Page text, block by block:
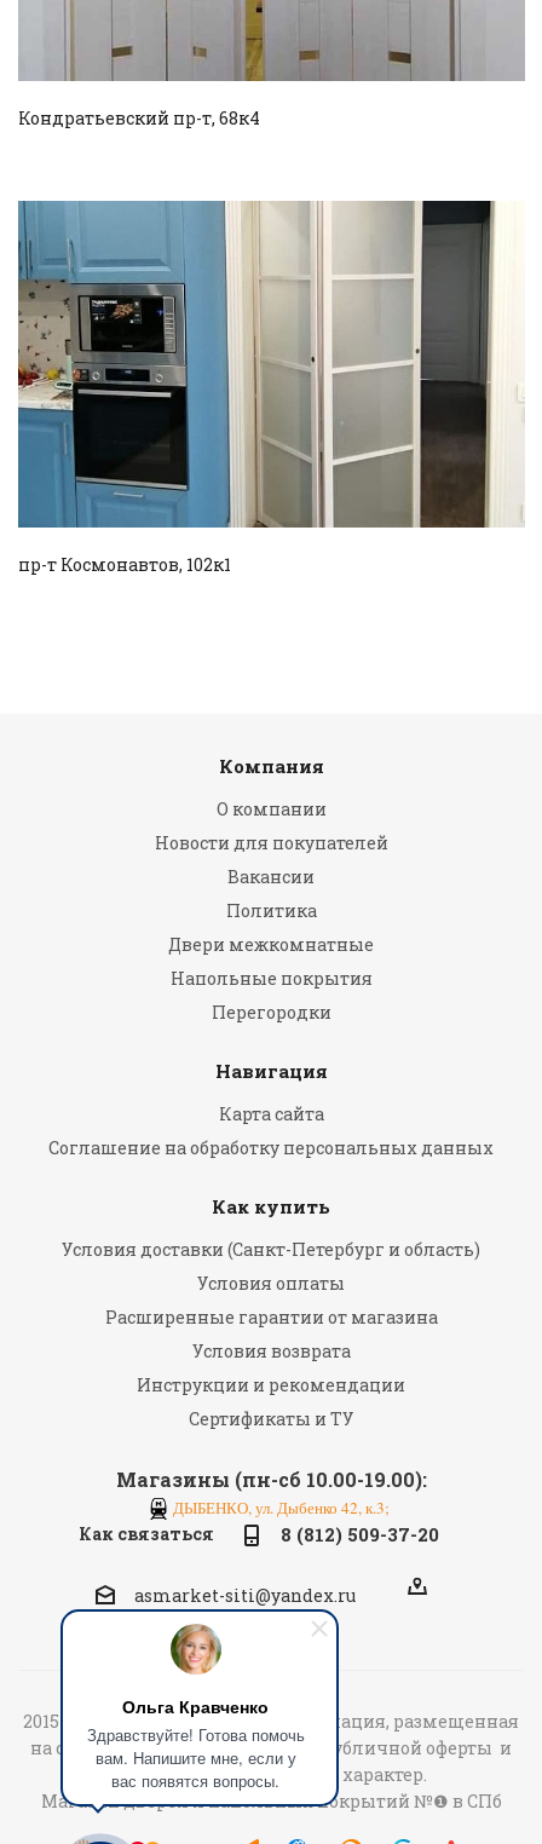
Ольга Кравченко
Здравствуйте! Готова помочь
вам. Напишите мне, если у
вас появятся вопросы.
Кондратьевский пр-т, 68к4
Смотреть проект
пр-т Космонавтов, 102к1
Компания
О компании
Новости для покупателей
Вакансии
Политика
Двери межкомнатные
Напольные покрытия
Перегородки
Навигация
Карта сайта
Соглашение на обработку персональных данных
Как купить
Условия доставки (Санкт-Петербург и область)
Условия оплаты
Расширенные гарантии от магазина
Условия возврата
Инструкции и рекомендации
Сертификаты и ТУ
Магазины (пн-сб 10.00-19.00):
ДЫБЕНКО, ул. Дыбенко 42, к.3;
Как связаться 8 (812) 509-37-20
asmarket-siti@yandex.ru
2015-2026 «АСмаркет» © Вся информация, размещенная
на сайте не является договором публичной оферты и
носит информационный характер.
Магазин дверей и напольных покрытий №❶ в СПб